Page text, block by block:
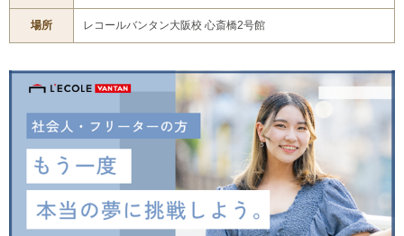
場所 レコールバンタン大阪校 心斎橋2号館